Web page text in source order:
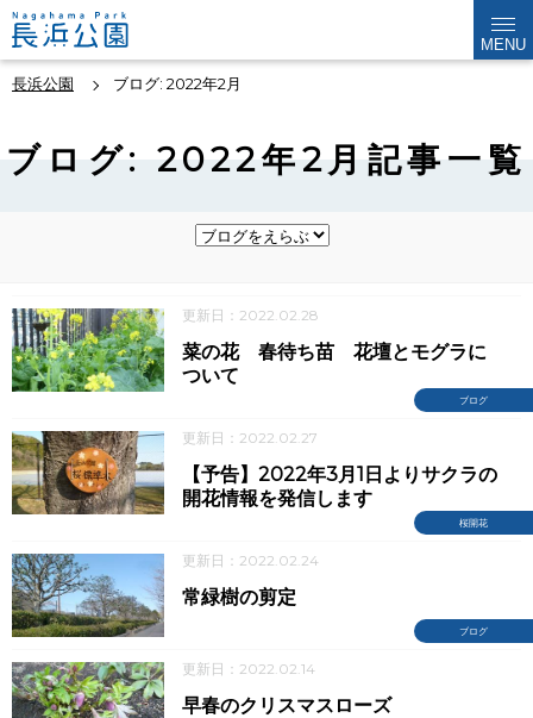
MENU
長浜公園 ブログ: 2022年2月
ブログ: 2022年2月記事一覧
更新日：2022.02.28
ブログ
菜の花 春待ち苗 花壇とモグラに
ついて
更新日：2022.02.27
桜開花
【予告】2022年3月1日よりサクラの
開花情報を発信します
更新日：2022.02.24
ブログ
常緑樹の剪定
更新日：2022.02.14
早春のクリスマスローズ